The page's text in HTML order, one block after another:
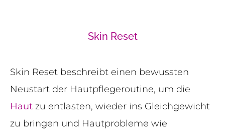
Skin Reset
Skin Reset beschreibt einen bewussten
Neustart der Hautpflegeroutine, um die
Haut zu entlasten, wieder ins Gleichgewicht
zu bringen und Hautprobleme wie